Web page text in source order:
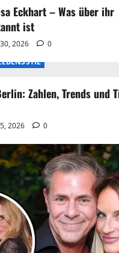
Eckhart – Was über ihr
ist
2026
0
Zahlen, Trends und
2026 0